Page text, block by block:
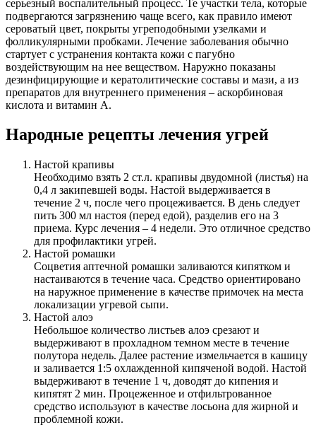
серьезный воспалительный процесс. Те участки тела, которые
подвергаются загрязнению чаще всего, как правило имеют
сероватый цвет, покрыты угреподобными узелками и
фолликулярными пробками. Лечение заболевания обычно
стартует с устранения контакта кожи с пагубно
воздействующим на нее веществом. Наружно показаны
дезинфицирующие и кератолитические составы и мази, а из
препаратов для внутреннего применения – аскорбиновая
кислота и витамин А.
Народные рецепты лечения угрей
Настой крапивы
Необходимо взять 2 ст.л. крапивы двудомной (листья) на
0,4 л закипевшей воды. Настой выдерживается в
течение 2 ч, после чего процеживается. В день следует
пить 300 мл настоя (перед едой), разделив его на 3
приема. Курс лечения – 4 недели. Это отличное средство
для профилактики угрей.
Настой ромашки
Соцветия аптечной ромашки заливаются кипятком и
настаиваются в течение часа. Средство ориентировано
на наружное применение в качестве примочек на места
локализации угревой сыпи.
Настой алоэ
Небольшое количество листьев алоэ срезают и
выдерживают в прохладном темном месте в течение
полутора недель. Далее растение измельчается в кашицу
и заливается 1:5 охлажденной кипяченой водой. Настой
выдерживают в течение 1 ч, доводят до кипения и
кипятят 2 мин. Процеженное и отфильтрованное
средство используют в качестве лосьона для жирной и
проблемной кожи.